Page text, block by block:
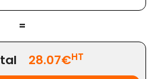
=
28.07€HT